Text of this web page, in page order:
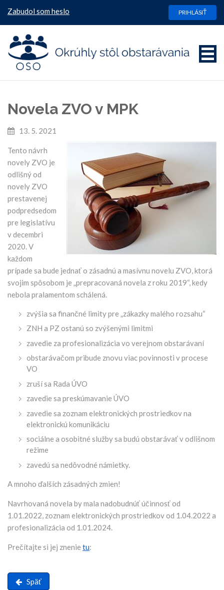
Zabudol som heslo PRIHLÁSIŤ
Novela ZVO v MPK
13. 5. 2021
Tento návrh
novely ZVO je
odlišný od
novely ZVO
prestavenej
podpredsedom
pre legislatívu
v decembri
2020. V
každom
prípade sa bude jednať o zásadnú a masívnu novelu ZVO, ktorá
svojim spôsobom je „prepracovaná novela z roku 2019“, kedy
nebola pralamentom schálená.
zvýšia sa finančné limity pre „zákazky malého rozsahu“
ZNH a PZ ostanú so zvýšenými limitmi
zavedie za profesionalizácia vo verejnom obstarávaní
obstarávačom pribude znovu viac povinnosti v procese
VO
zruší sa Rada ÚVO
zavedie sa preskúmavanie ÚVO
zavedie sa zoznam elektronických prostriedkov na
elektronickú komunikáciu
sociálne a osobitné služby sa budú obstarávať v odlišnom
režime
zavedú sa nedôvodné námietky.
A mnoho ďalších zásadných zmien!
Navrhovaná novela by mala nadobudnúť účinnosť od
1.01.2022, zoznam elektronických prostriedkov od 1.04.2022 a
profesionalizácia od 1.01.2024.
Prečítajte si jej znenie tu:
Späť